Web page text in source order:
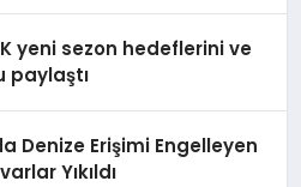
yeni sezon hedeflerini ve
paylaştı
Denize Erişimi Engelleyen
Yıkıldı